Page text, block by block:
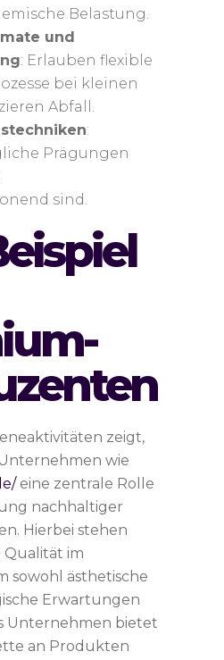
Belastung.
und
: Erlauben flexible
bei kleinen
Abfall.
:
Prägungen
sind.
zeigt,
wie
eine zentrale Rolle
nachhaltiger
Hierbei stehen
im
sowohl ästhetische
Erwartungen
Unternehmen bietet
an Produkten